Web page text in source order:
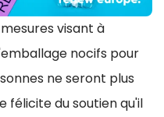
visant à
nocifs pour
ne seront plus
félicite du soutien qu'il